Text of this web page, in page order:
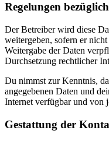
Regelungen
Der Betreiber wird diese
weitergeben, sofern er
Weitergabe der Daten
Durchsetzung rechtlicher
Du nimmst zur Kenntnis,
angegebenen Daten und
Internet verfügbar und von
Gestattung der